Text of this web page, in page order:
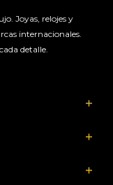
Joyas, relojes y
internacionales.
detalle.